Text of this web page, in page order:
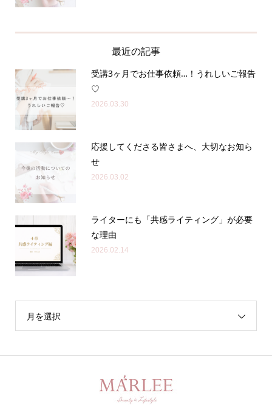
最近の記事
受講3ヶ月でお仕事依頼…！うれしいご報告
♡
2026.03.30
応援してくださる皆さまへ、大切なお知ら
せ
2026.03.02
ライターにも「共感ライティング」が必要
な理由
2026.02.14
月を選択